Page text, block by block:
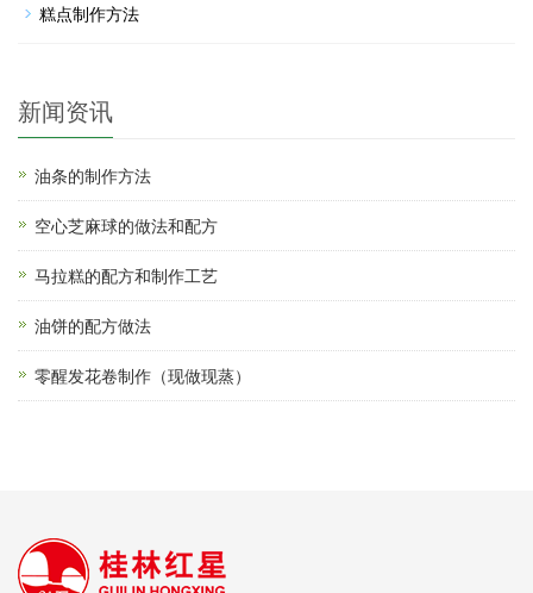
糕点制作方法
新闻资讯
油条的制作方法
空心芝麻球的做法和配方
马拉糕的配方和制作工艺
油饼的配方做法
零醒发花卷制作（现做现蒸）